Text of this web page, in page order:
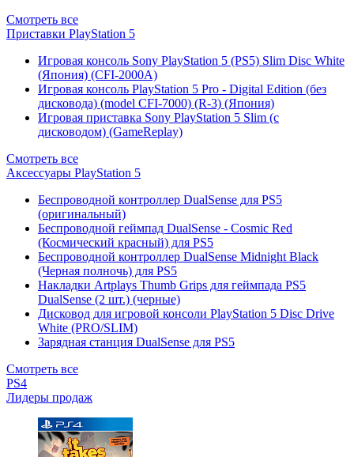
Смотреть все
Приставки PlayStation 5
Игровая консоль Sony PlayStation 5 (PS5) Slim Disc White
(Япония) (CFI-2000A)
Игровая консоль PlayStation 5 Pro - Digital Edition (без
дисковода) (model CFI-7000) (R-3) (Япония)
Игровая приставка Sony PlayStation 5 Slim (с
дисководом) (GameReplay)
Смотреть все
Аксессуары PlayStation 5
Беспроводной контроллер DualSense для PS5
(оригинальный)
Беспроводной геймпад DualSense - Cosmic Red
(Космический красный) для PS5
Беспроводной контроллер DualSense Midnight Black
(Черная полночь) для PS5
Накладки Artplays Thumb Grips для геймпада PS5
DualSense (2 шт.) (черные)
Дисковод для игровой консоли PlayStation 5 Disc Drive
White (PRO/SLIM)
Зарядная станция DualSense для PS5
Смотреть все
PS4
Лидеры продаж